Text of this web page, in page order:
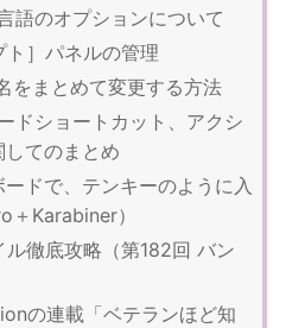
語のオプションについて
］パネルの管理
をまとめて変更する方法
ドショートカット、アクシ
してのまとめ
ドで、テンキーのように入
Karabiner）
徹底攻略（第182回 バン
の連載「ベテランほど知